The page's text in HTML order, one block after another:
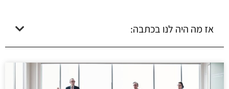
אז מה היה לנו בכתבה: